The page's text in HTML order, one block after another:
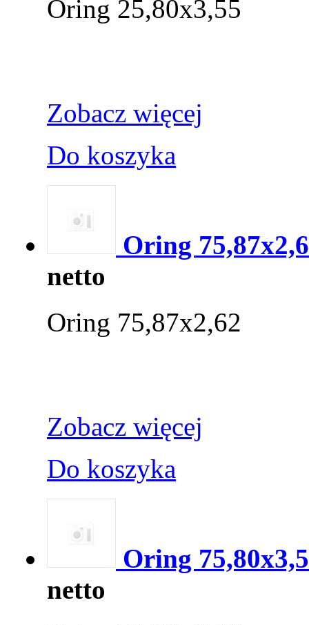
Oring 25,80x3,55
Zobacz więcej
Do koszyka
Oring
netto
Oring 75,87x2,62
Zobacz więcej
Do koszyka
Oring
netto